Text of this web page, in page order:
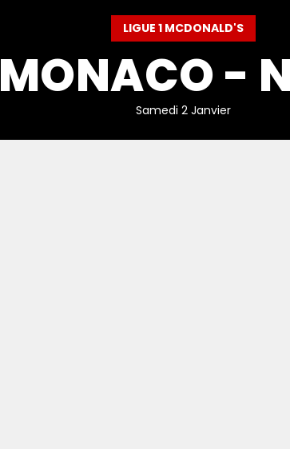
LIGUE 1 MCDONALD'S
MONACO -
Samedi 2 Janvier